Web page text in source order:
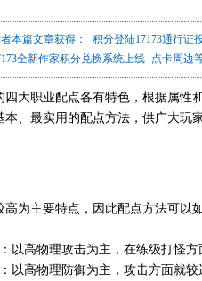
本篇文章获得： 积分登陆17173通行证
全新作家积分兑换系统上线 点卡周边
四大职业配点各有特色，根据属性
本、最实用的配点方法，供广大玩
为主要特点，因此配点方法可以
以高物理攻击为主，在练级打怪
以高物理防御为主，攻击方面就较